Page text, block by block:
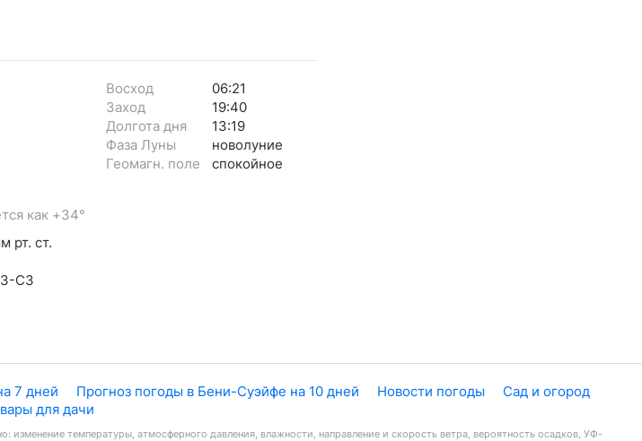
как +34°
рт. ст.
СЗ
Восход
06:21
Заход
19:40
Долгота дня
13:19
Фаза Луны
новолуние
Геомагн. поле
спокойное
7 дней Прогноз погоды в Бени-Суэйфе на 10 дней Новости погоды
Сад и огород
для дачи
температуры, атмосферного давления, влажности, направление и скорость ветра, вероятность осадков, УФ-